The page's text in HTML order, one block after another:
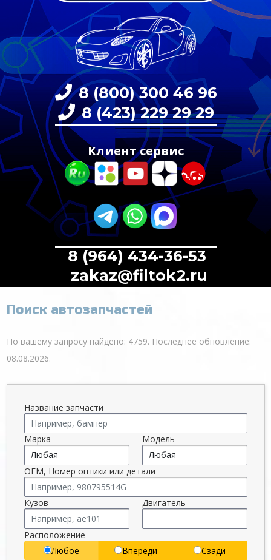
8 (800) 300 46 96
8 (423) 229 29 29
Клиент сервис
8 (964) 434-36-53
zakaz@filtok2.ru
Поиск автозапчастей
По вашему запросу найдено: 4759. Последнее обновление:
08.08.2026.
Название запчасти
Марка Модель
OEM, Номер оптики или детали
Кузов Двигатель
Расположение
Любое
Впереди Сзади